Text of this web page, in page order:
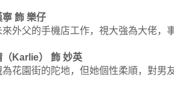
寧 飾 樂仔
來外父的手機店工作，視大強為大佬，
（ Karlie） 飾 妙英
為花園街的陀地，但她個性柔順，對男